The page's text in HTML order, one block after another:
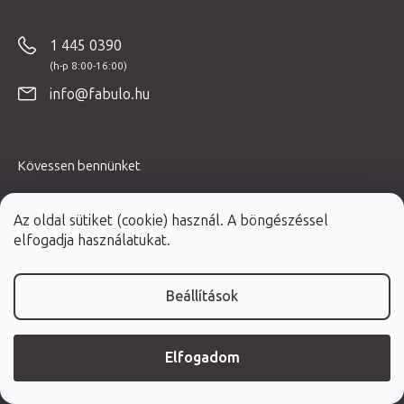
Az oldal sütiket (cookie) használ. A böngészéssel
elfogadja használatukat.
Beállítások
Elfogadom
1 445 0390
info@fabulo.hu
Kövessen bennünket
webáruházunk új termékeiről.